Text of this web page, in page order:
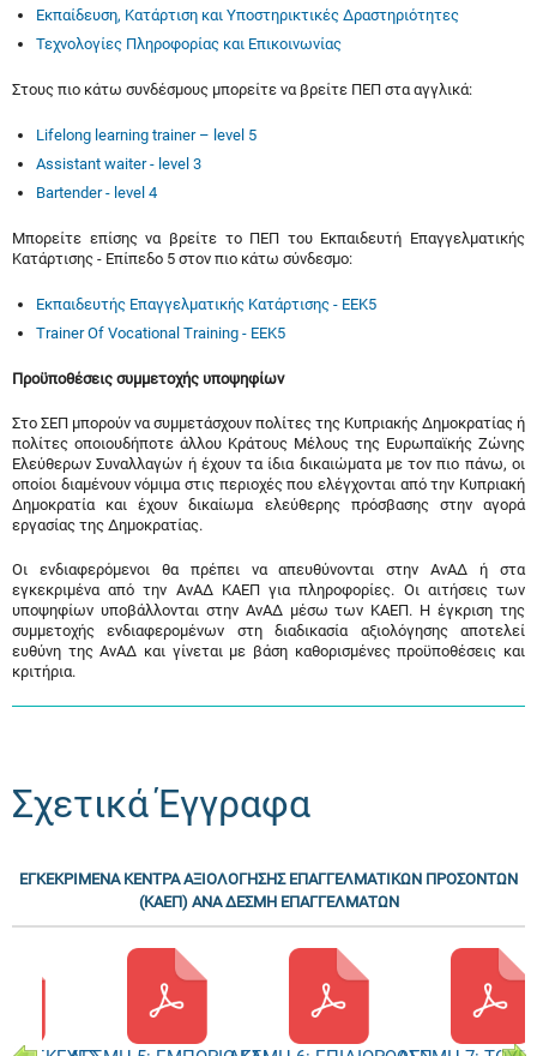
Εκπαίδευση, Κατάρτιση και Υποστηρικτικές Δραστηριότητες
Τεχνολογίες Πληροφορίας και Επικοινωνίας
Στους πιο κάτω συνδέσμους μπορείτε να βρείτε ΠΕΠ στα αγγλικά:
Lifelong learning trainer – level 5
Assistant waiter - level 3
Bartender - level 4
Μπορείτε επίσης να βρείτε το ΠΕΠ του Εκπαιδευτή Επαγγελματικής
Κατάρτισης - Επίπεδο 5 στον πιο κάτω σύνδεσμο:
Εκπαιδευτής Επαγγελματικής Κατάρτισης - ΕΕΚ5
Trainer Of Vocational Training - EEK5
Προϋποθέσεις συμμετοχής υποψηφίων
Στο ΣΕΠ μπορούν να συμμετάσχουν πολίτες της Κυπριακής Δημοκρατίας ή
πολίτες οποιουδήποτε άλλου Κράτους Μέλους της Ευρωπαϊκής Ζώνης
Ελεύθερων Συναλλαγών ή έχουν τα ίδια δικαιώματα με τον πιο πάνω, οι
οποίοι διαμένουν νόμιμα στις περιοχές που ελέγχονται από την Κυπριακή
Δημοκρατία και έχουν δικαίωμα ελεύθερης πρόσβασης στην αγορά
εργασίας της Δημοκρατίας.
Οι ενδιαφερόμενοι θα πρέπει να απευθύνονται στην ΑνΑΔ ή στα
εγκεκριμένα από την ΑνΑΔ ΚΑΕΠ για πληροφορίες. Οι αιτήσεις των
υποψηφίων υποβάλλονται στην ΑνΑΔ μέσω των ΚΑΕΠ. Η έγκριση της
συμμετοχής ενδιαφερομένων στη διαδικασία αξιολόγησης αποτελεί
ευθύνη της ΑνΑΔ και γίνεται με βάση καθορισμένες προϋποθέσεις και
κριτήρια.
Σχετικά Έγγραφα
ΕΓΚΕΚΡΙΜΕΝΑ ΚΕΝΤΡΑ ΑΞΙΟΛΟΓΗΣΗΣ ΕΠΑΓΓΕΛΜΑΤΙΚΩΝ ΠΡΟΣΟΝΤΩΝ
(ΚΑΕΠ) ΑΝΑ ΔΕΣΜΗ ΕΠΑΓΓΕΛΜΑΤΩΝ